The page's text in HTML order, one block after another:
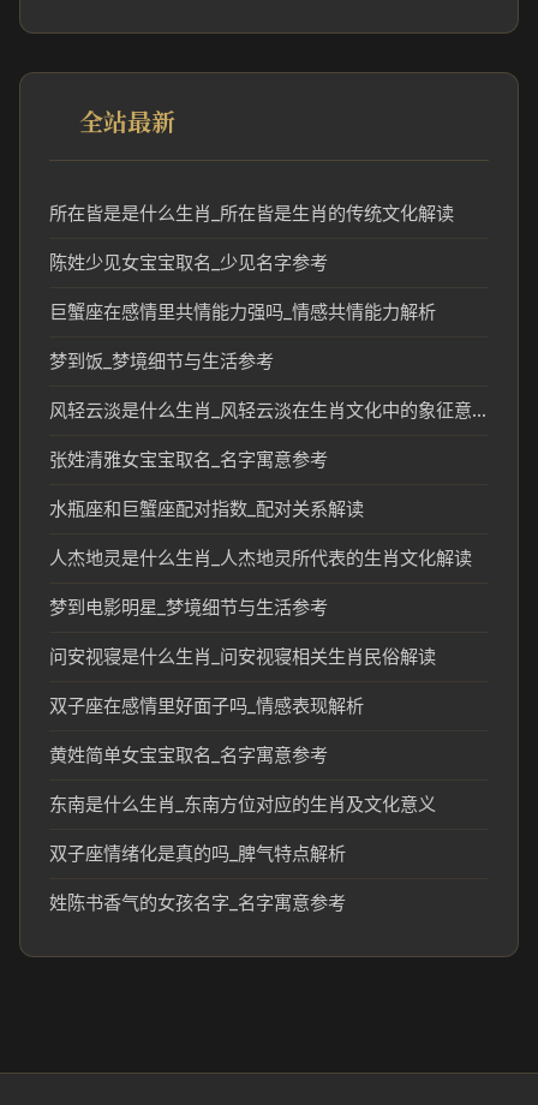
全站最新
所在皆是是什么生肖_所在皆是生肖的传统文化解读
陈姓少见女宝宝取名_少见名字参考
巨蟹座在感情里共情能力强吗_情感共情能力解析
梦到饭_梦境细节与生活参考
风轻云淡是什么生肖_风轻云淡在生肖文化中的象征意义
张姓清雅女宝宝取名_名字寓意参考
水瓶座和巨蟹座配对指数_配对关系解读
人杰地灵是什么生肖_人杰地灵所代表的生肖文化解读
梦到电影明星_梦境细节与生活参考
问安视寝是什么生肖_问安视寝相关生肖民俗解读
双子座在感情里好面子吗_情感表现解析
黄姓简单女宝宝取名_名字寓意参考
东南是什么生肖_东南方位对应的生肖及文化意义
双子座情绪化是真的吗_脾气特点解析
姓陈书香气的女孩名字_名字寓意参考